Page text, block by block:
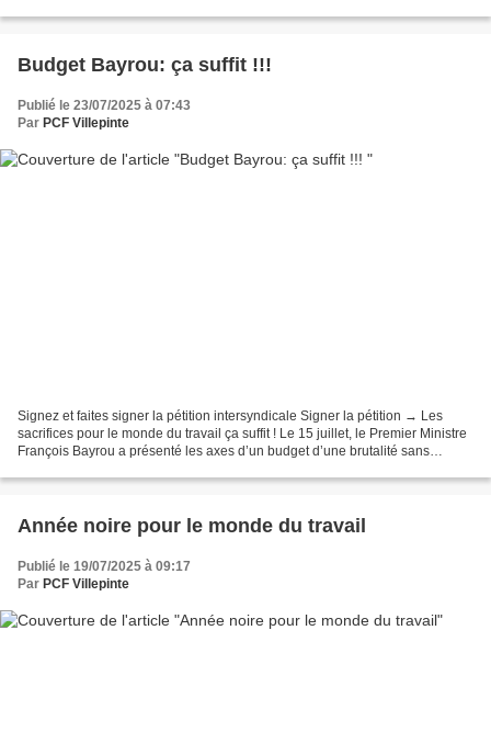
Budget Bayrou: ça suffit !!!
Publié le 23/07/2025 à 07:43
Par PCF Villepinte
Signez et faites signer la pétition intersyndicale Signer la pétition → Les
sacrifices pour le monde du travail ça suffit ! Le 15 juillet, le Premier Ministre
François Bayrou a présenté les axes d’un budget d’une brutalité sans
Année noire pour le monde du travail
Publié le 19/07/2025 à 09:17
Par PCF Villepinte